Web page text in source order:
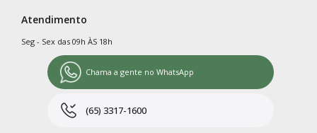
Atendimento
Seg - Sex das 09h ÀS 18h
Chama a gente no WhatsApp
(65) 3317-1600